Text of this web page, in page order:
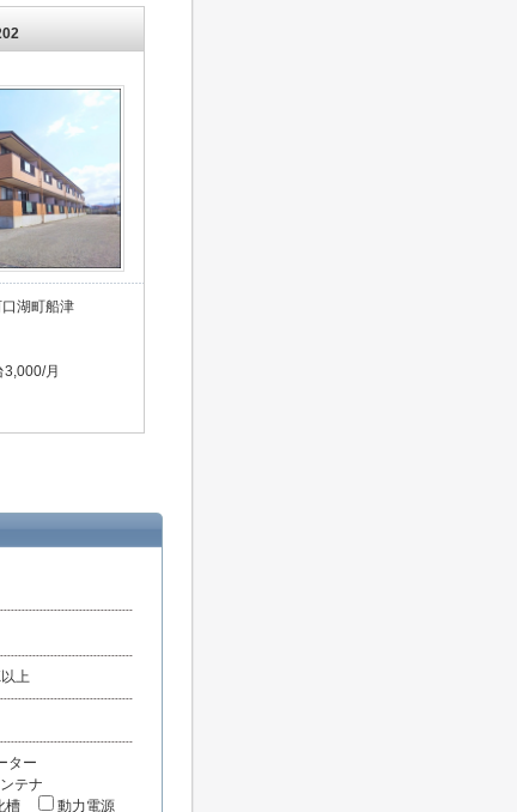
湖町船津
月
上
ター
テナ
槽 動力電源